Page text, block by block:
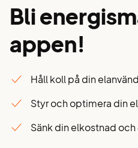
Bli
appen!
Håll koll på din
Styr och optimera din
Sänk din elkostnad